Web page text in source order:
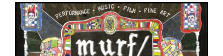
NIEUW
VENSTER